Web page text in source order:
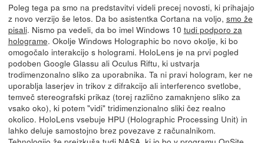
Poleg tega pa smo na predstavitvi videli precej novosti, ki prihajajo
z novo verzijo še letos. Da bo asistentka Cortana na voljo, smo že
pisali. Nismo pa vedeli, da bo imel Windows 10 tudi podporo za
holograme. Okolje Windows Holographic bo novo okolje, ki bo
omogočalo interakcijo s hologrami. HoloLens je na prvi pogled
podoben Google Glassu ali Oculus Riftu, ki ustvarja
trodimenzonalno sliko za uporabnika. Ta ni pravi hologram, ker ne
uporablja laserjev in trikov z difrakcijo ali interferenco svetlobe,
temveč stereografski prikaz (torej različno zamaknjeno sliko za
vsako oko), ki potem "vidi" tridimenzionalno sliki čez realno
okolico. HoloLens vsebuje HPU (Holographic Processing Unit) in
lahko deluje samostojno brez povezave z računalnikom.